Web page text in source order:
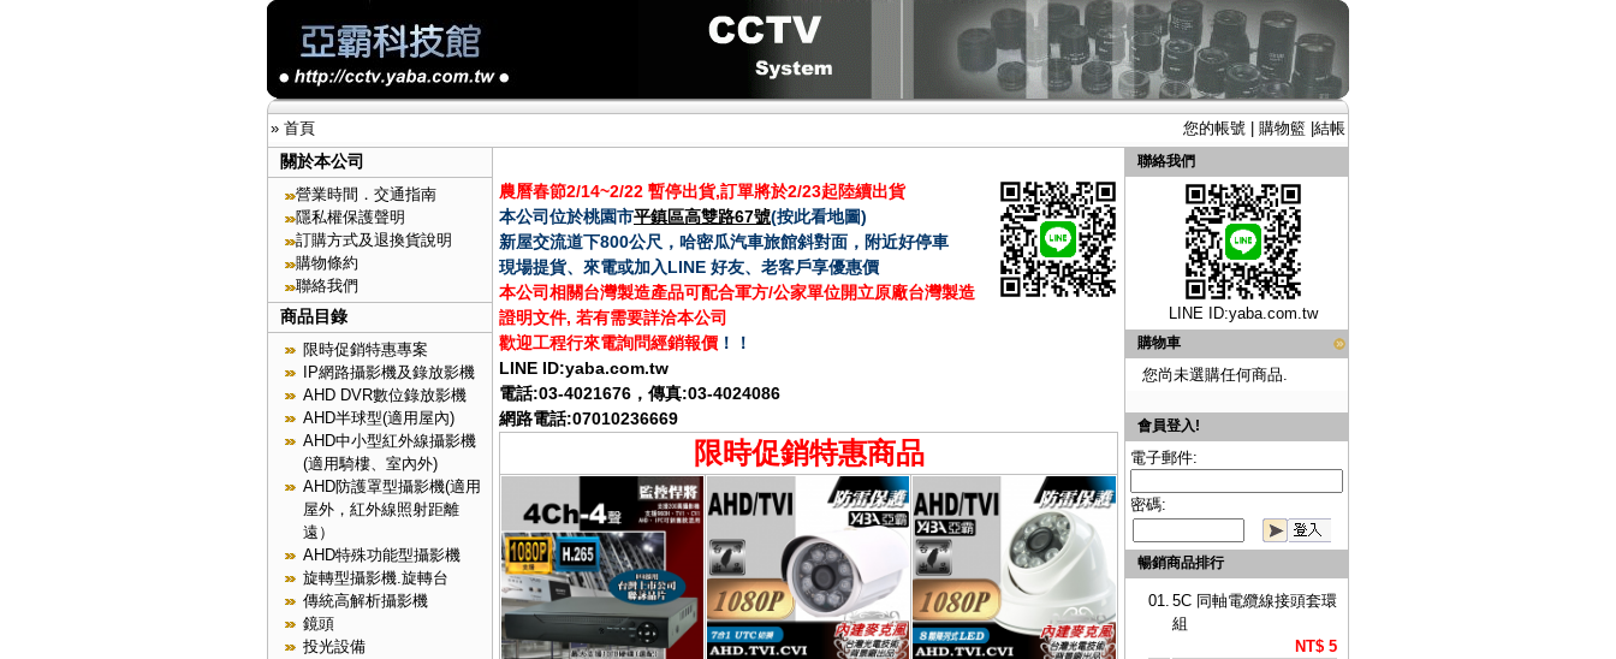
» 首頁 您的帳號 購物籃 結帳
關於本公司
營業時間．交通指南
隱私權保護聲明
訂購方式及退換貨說明
購物條約
聯絡我們
商品目錄
限時促銷特惠專案
IP網路攝影機及錄放影機
AHD DVR數位錄放影機
AHD半球型(適用屋內)
AHD中小型紅外線攝影機
(適用騎樓、室內外)
AHD防護罩型攝影機(適用
屋外，紅外線照射距離
遠）
AHD特殊功能型攝影機
旋轉型攝影機.旋轉台
傳統高解析攝影機
鏡頭
投光設備
農曆春節2/14~2/22 暫停出貨,訂單將於2/23起陸續出貨
本公司位於桃園市平鎮區高雙路67號(按此看地圖)
新屋交流道下800公尺，哈密瓜汽車旅館斜對面，附近好停車
現場提貨、來電或加入LINE 好友、老客戶享優惠價
本公司相關台灣製造產品可配合軍方/公家單位開立原廠台灣製造
證明文件, 若有需要詳洽本公司
歡迎工程行來電詢問經銷報價 ！！
LINE ID:yaba.com.tw
電話:03-4021676 ，傳真:03-4024086
網路電話:07010236669
限時促銷特惠商品
聯絡我們
LINE ID:yaba.com.tw
購物車
您尚未選購任何商品.
會員登入!
電子郵件:
密碼:
暢銷商品排行
01. 5C 同軸電纜線接頭套環
組
NT$ 5